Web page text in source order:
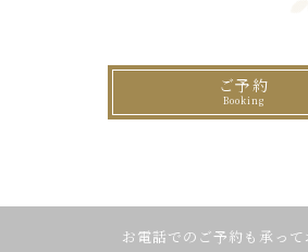
ご予約
お電話でのご予約も承って